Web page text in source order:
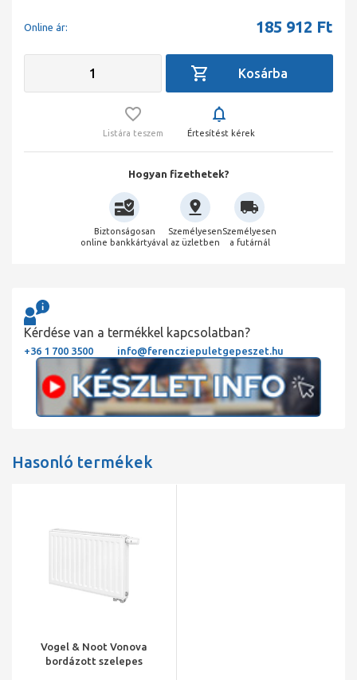
Online ár: 185 912 Ft
Listára teszem Értesítést kérek
Hogyan fizethetek?
Biztonságosan
online bankkártyával
Személyesen
az üzletben
Személyesen
a futárnál
Kérdése van a termékkel kapcsolatban?
+36 1 700 3500 info@ferencziepuletgepeszet.hu
Hasonló termékek
Vogel & Noot Vonova
bordázott szelepes